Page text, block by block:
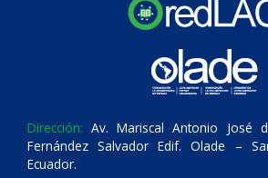
Dirección: Av. Mariscal Antonio José
Fernández Salvador Edif. Olade –
Ecuador.